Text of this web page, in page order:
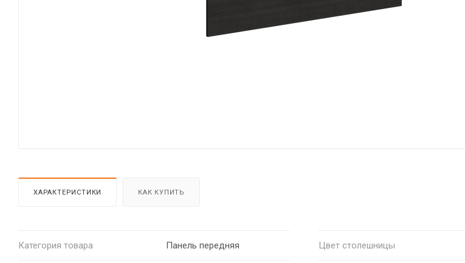
ХАРАКТЕРИСТИКИ КАК КУПИТЬ
Категория товара Панель передняя Цвет столешницы